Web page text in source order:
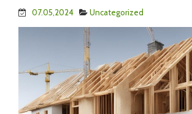
07.05,2024 Uncategorized